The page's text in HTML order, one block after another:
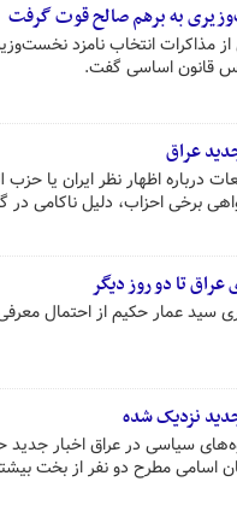
به برهم صالح قوت گرفت
انتخاب نامزد
قانون اساسی گفت.
عراق
درباره اظهار نظر ایران یا
برخی احزاب، دلیل ناکامی در
تا دو روز دیگر
عمار حکیم از احتمال
نزدیک شده
سیاسی در عراق اخبار جدید
مطرح دو نفر از بخت